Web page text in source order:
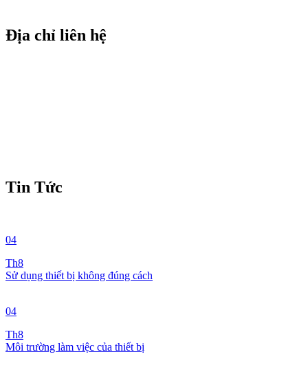
Địa chỉ liên hệ
Tin Tức
04
Th8
Sử dụng thiết bị không đúng cách
04
Th8
Môi trường làm việc của thiết bị